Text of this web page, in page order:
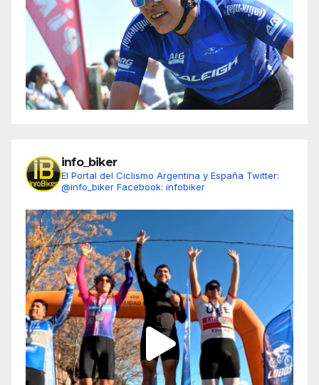
info_biker
El Portal del Ciclismo Argentina y España Twitter:
@info_biker Facebook: infobiker